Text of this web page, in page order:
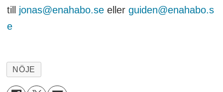
till jonas@enahabo.seeller guiden@enahabo.s
e
NÖJE